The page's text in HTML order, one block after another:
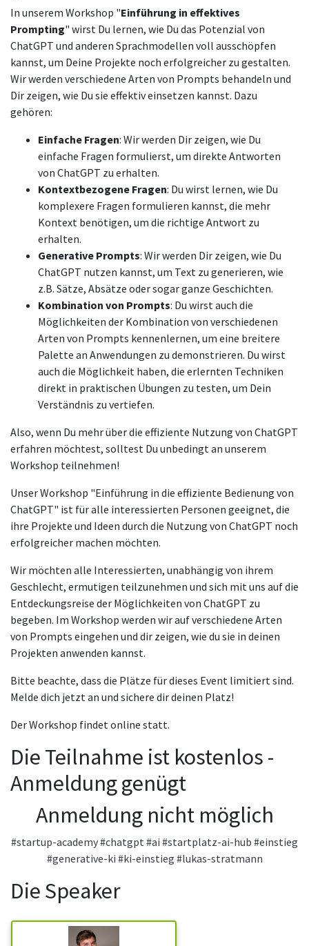
In unserem Workshop "Einführung in effektives
Prompting" wirst Du lernen, wie Du das Potenzial von
ChatGPT und anderen Sprachmodellen voll ausschöpfen
kannst, um Deine Projekte noch erfolgreicher zu gestalten.
Wir werden verschiedene Arten von Prompts behandeln und
Dir zeigen, wie Du sie effektiv einsetzen kannst. Dazu
gehören:
Einfache Fragen: Wir werden Dir zeigen, wie Du
einfache Fragen formulierst, um direkte Antworten
von ChatGPT zu erhalten.
Kontextbezogene Fragen: Du wirst lernen, wie Du
komplexere Fragen formulieren kannst, die mehr
Kontext benötigen, um die richtige Antwort zu
erhalten.
Generative Prompts: Wir werden Dir zeigen, wie Du
ChatGPT nutzen kannst, um Text zu generieren, wie
z.B. Sätze, Absätze oder sogar ganze Geschichten.
Kombination von Prompts: Du wirst auch die
Möglichkeiten der Kombination von verschiedenen
Arten von Prompts kennenlernen, um eine breitere
Palette an Anwendungen zu demonstrieren. Du wirst
auch die Möglichkeit haben, die erlernten Techniken
direkt in praktischen Übungen zu testen, um Dein
Verständnis zu vertiefen.
Also, wenn Du mehr über die effiziente Nutzung von ChatGPT
erfahren möchtest, solltest Du unbedingt an unserem
Workshop teilnehmen!
Unser Workshop "Einführung in die effiziente Bedienung von
ChatGPT" ist für alle interessierten Personen geeignet, die
ihre Projekte und Ideen durch die Nutzung von ChatGPT noch
erfolgreicher machen möchten.
Wir möchten alle Interessierten, unabhängig von ihrem
Geschlecht, ermutigen teilzunehmen und sich mit uns auf die
Entdeckungsreise der Möglichkeiten von ChatGPT zu
begeben. Im Workshop werden wir auf verschiedene Arten
von Prompts eingehen und dir zeigen, wie du sie in deinen
Projekten anwenden kannst.
Bitte beachte, dass die Plätze für dieses Event limitiert sind.
Melde dich jetzt an und sichere dir deinen Platz!
Der Workshop findet online statt.
Die Teilnahme ist kostenlos -
Anmeldung genügt
Anmeldung nicht möglich
#startup-academy#chatgpt #ai #startplatz-ai-hub #einstieg
#generative-ki #ki-einstieg #lukas-stratmann
Die Speaker